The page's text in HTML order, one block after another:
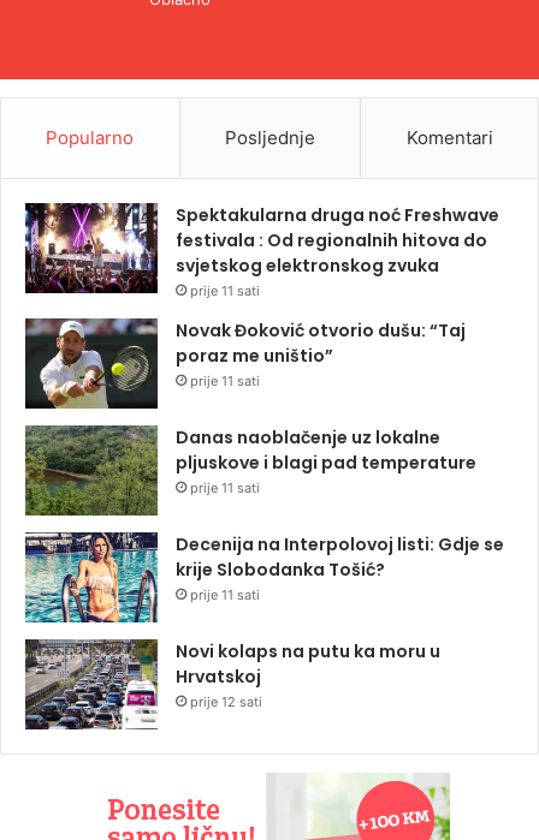
Popularno Posljednje Komentari
Spektakularna druga noć Freshwave
festivala : Od regionalnih hitova do
svjetskog elektronskog zvuka
prije 11 sati
Novak Đoković otvorio dušu: “Taj
poraz me uništio”
prije 11 sati
Danas naoblačenje uz lokalne
pljuskove i blagi pad temperature
prije 11 sati
Decenija na Interpolovoj listi: Gdje se
krije Slobodanka Tošić?
prije 11 sati
Novi kolaps na putu ka moru u
Hrvatskoj
prije 12 sati